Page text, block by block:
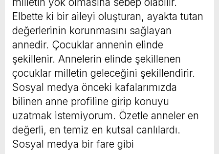
Elbette ki bir aileyi oluşturan, ayakta tutan
değerlerinin korunmasını sağlayan
annedir. Çocuklar annenin elinde
şekillenir. Annelerin elinde şekillenen
çocuklar milletin geleceğini şekillendirir.
Sosyal medya önceki kafalarımızda
bilinen anne profiline girip konuyu
uzatmak istemiyorum. Özetle anneler en
değerli, en temiz en kutsal canlılardı.
Sosyal medya bir fare gibi